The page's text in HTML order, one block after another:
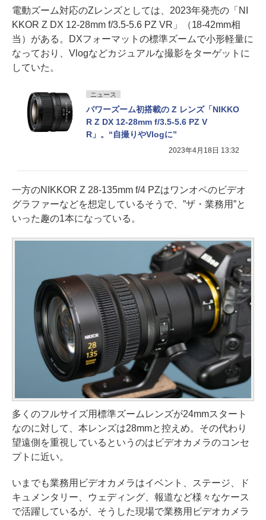
電動ズーム対応のZレンズとしては、2023年発売の「NI
KKOR Z DX 12-28mm f/3.5-5.6 PZ VR」（18-42mm相
当）がある。DXフォーマットの標準ズームで小形軽量に
なっており、Vlogなどカジュアルな撮影をターゲットに
していた。
ニュース
パワーズーム初搭載の Z レンズ「NIKKO
R Z DX 12-28mm f/3.5-5.6 PZ V
R」。“自撮りやVlogに”
2023年4月18日 13:32
一方のNIKKOR Z 28-135mm f/4 PZはワンオペのビデオ
グラファーなどを想定しているそうで、”ザ・業務用”と
いった趣の1本になっている。
多くのフルサイズ用標準ズームレンズが24mmスタート
なのに対して、本レンズは28mmと控えめ。その代わり
望遠側を重視しているというのはビデオカメラのコンセ
プトに近い。
いまでも業務用ビデオカメラはイベント、ステージ、ド
キュメンタリー、ウェディング、報道など様々なケース
で活躍しているが、そうした現場で業務用ビデオカメラ